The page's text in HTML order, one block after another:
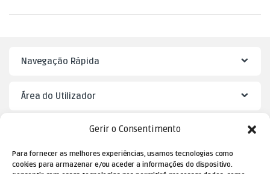
Gerir o Consentimento
Para fornecer as melhores experiências, usamos tecnologias como
cookies para armazenar e/ou aceder a informações do dispositivo.
Navegação Rápida
Área do Utilizador